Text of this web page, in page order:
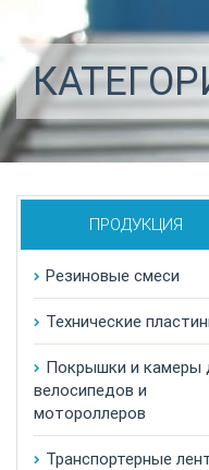
ПРОДУКЦИЯ
Резиновые смеси
Технические
Покрышки и камеры
велосипедов и
мотороллеров
Транспортерные